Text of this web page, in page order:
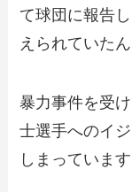
て球団に報告
えられていたん
暴力事件を受
士選手へのイ
しまっています